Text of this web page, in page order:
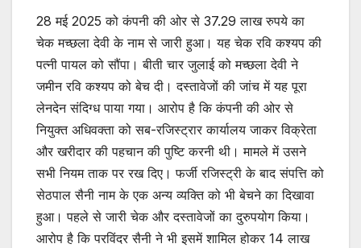
28 मई 2025 को कंपनी की ओर से 37.29 लाख रुपये का
चेक मच्छला देवी के नाम से जारी हुआ। यह चेक रवि कश्यप की
पत्नी पायल को सौंपा। बीती चार जुलाई को मच्छला देवी ने
जमीन रवि कश्यप को बेच दी। दस्तावेजों की जांच में यह पूरा
लेनदेन संदिग्ध पाया गया। आरोप है कि कंपनी की ओर से
नियुक्त अधिवक्ता को सब-रजिस्ट्रार कार्यालय जाकर विक्रेता
और खरीदार की पहचान की पुष्टि करनी थी। मामले में उसने
सभी नियम ताक पर रख दिए। फर्जी रजिस्ट्री के बाद संपत्ति को
सेठपाल सैनी नाम के एक अन्य व्यक्ति को भी बेचने का दिखावा
हुआ। पहले से जारी चेक और दस्तावेजों का दुरुपयोग किया।
आरोप है कि परविंदर सैनी ने भी इसमें शामिल होकर 14 लाख